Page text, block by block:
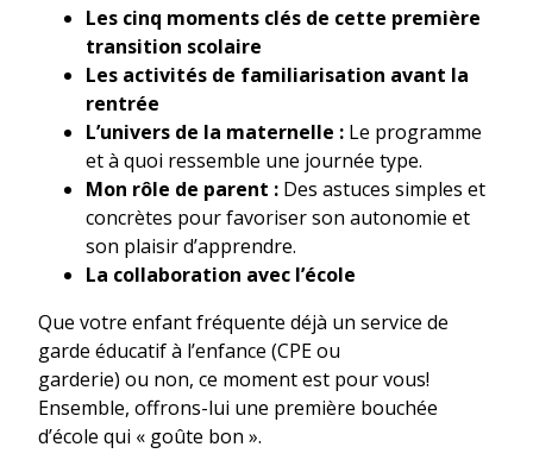
Les cinq moments clés de cette première
transition scolaire
Les activités de familiarisation avant la
rentrée
L’univers de la maternelle : Le programme
et à quoi ressemble une journée type.
Mon rôle de parent : Des astuces simples et
concrètes pour favoriser son autonomie et
son plaisir d’apprendre.
La collaboration avec l’école
Que votre enfant fréquente déjà un service de
garde éducatif à l’enfance (CPE ou
garderie) ou non, ce moment est pour vous!
Ensemble, offrons-lui une première bouchée
d’école qui « goûte bon ».